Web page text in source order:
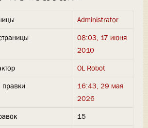
Administrator
08:03, 17 июня
2010
OL Robot
правки
16:43, 29 мая
2026
15